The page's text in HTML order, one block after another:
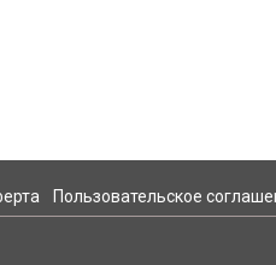
Пользовательское